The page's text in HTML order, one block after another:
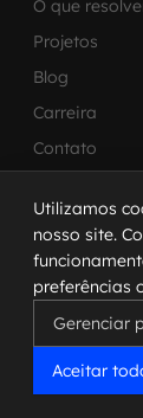
O que
Projetos
Blog
Carreira
Contato
Brasil
Av. Paulista,
andar
01311-200 –
Telefone: +55
2600
Utilizamos
nosso site.
preferências
Gerenciar
Aceitar